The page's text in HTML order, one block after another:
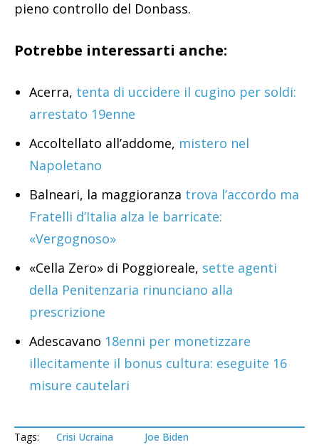
pieno controllo del Donbass.
Potrebbe interessarti anche:
Acerra, tenta di uccidere il cugino per soldi:
arrestato 19enne
Accoltellato all’addome, mistero nel
Napoletano
Balneari, la maggioranza trova l’accordo ma
Fratelli d’Italia alza le barricate:
«Vergognoso»
«Cella Zero» di Poggioreale, sette agenti
della Penitenzaria rinunciano alla
prescrizione
Adescavano 18enni per monetizzare
illecitamente il bonus cultura: eseguite 16
misure cautelari
Tags: Crisi Ucraina
Joe Biden